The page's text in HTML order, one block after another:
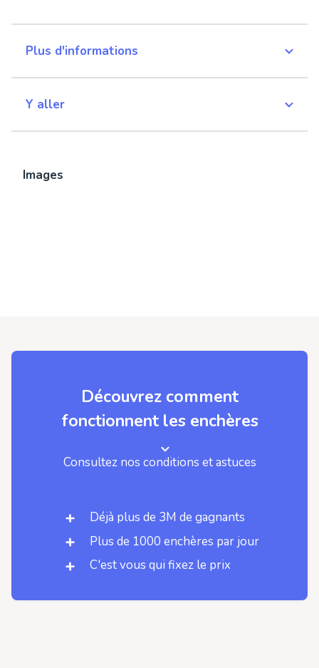
Plus d'informations
Y aller
Images
Découvrez comment
fonctionnent les enchères
Consultez nos conditions et astuces
Déjà plus de 3M de gagnants
Plus de 1000 enchères par jour
C'est vous qui fixez le prix